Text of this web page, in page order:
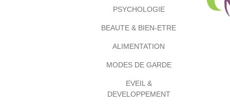
PSYCHOLOGIE
BEAUTE & BIEN-ETRE
ALIMENTATION
MODES DE GARDE
EVEIL &
DEVELOPPEMENT